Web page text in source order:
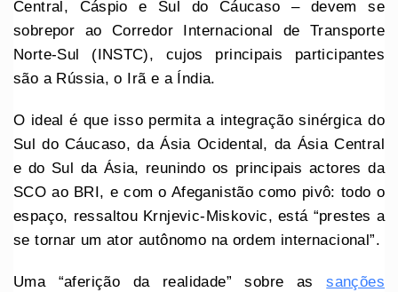
Central, Cáspio e Sul do Cáucaso – devem se
sobrepor ao Corredor Internacional de Transporte
Norte-Sul (INSTC), cujos principais participantes
são a Rússia, o Irã e a Índia.
O ideal é que isso permita a integração sinérgica do
Sul do Cáucaso, da Ásia Ocidental, da Ásia Central
e do Sul da Ásia, reunindo os principais actores da
SCO ao BRI, e com o Afeganistão como pivô: todo o
espaço, ressaltou Krnjevic-Miskovic, está “prestes a
se tornar um ator autônomo na ordem internacional”.
Uma “aferição da realidade” sobre assanções